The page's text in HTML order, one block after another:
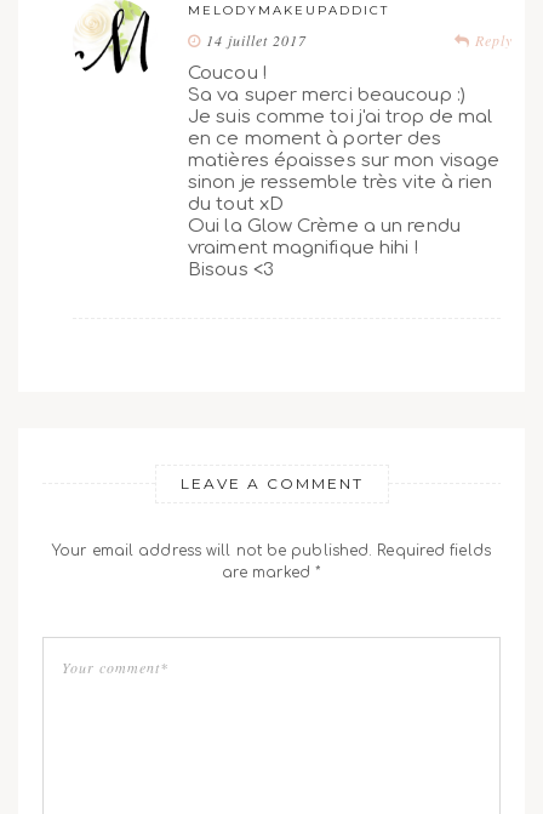
MELODYMAKEUPADDICT
Reply
14 juillet 2017
Coucou !
Sa va super merci beaucoup :)
Je suis comme toi j'ai trop de mal
en ce moment à porter des
matières épaisses sur mon visage
sinon je ressemble très vite à rien
du tout xD
Oui la Glow Crème a un rendu
vraiment magnifique hihi !
Bisous <3
LEAVE A COMMENT
Your email address will not be published. Required fields
are marked *